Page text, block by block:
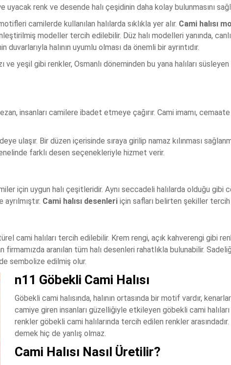
uyacak renk ve desende halı çeşidinin daha kolay bulunmasını
camilerde kullanılan halılarda sıklıkla yer alır. Cami halısı
modeller tercih edilebilir. Düz halı modelleri yanında,
duvarlarıyla halının uyumlu olması da önemli bir ayrıntıdır.
ve yeşil gibi renkler, Osmanlı döneminden bu yana halıları
insanları camilere ibadet etmeye çağırır. Cami imamı,
ulaşır. Bir düzen içerisinde sıraya girilip namaz kılınması
farklı desen seçenekleriyle hizmet verir.
için uygun halı çeşitleridir. Aynı seccadeli halılarda olduğu gibi
Cami halısı desenleri için safları belirten şekiller
cami halıları tercih edilebilir. Krem rengi, açık kahverengi gibi
firmamızda aranılan tüm halı desenleri rahatlıkla bulunabilir.
sembolize edilmiş olur.
n11 Göbekli Cami Halısı
Göbekli cami halısında, halının ortasında bir motif vardır,
camiye giren insanları güzelliğiyle etkileyen göbekli cami
renkler göbekli cami halılarında tercih edilen renkler arasındadır.
demek hiç de yanlış olmaz.
Cami Halısı Nasıl Üretilir?